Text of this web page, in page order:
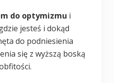
do optymizmu i
jesteś i dokąd
do podniesienia
się z wyższą boską